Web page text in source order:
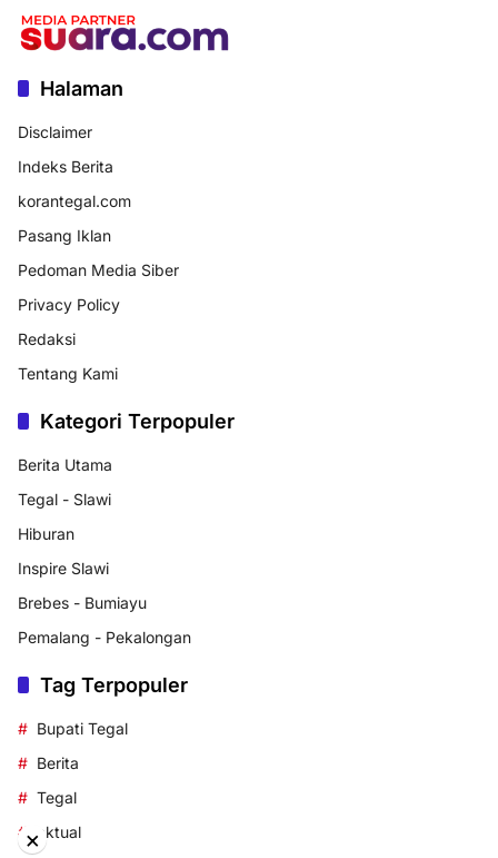
Halaman
Disclaimer
Indeks Berita
korantegal.com
Pasang Iklan
Pedoman Media Siber
Privacy Policy
Redaksi
Tentang Kami
Kategori Terpopuler
Berita Utama
Tegal - Slawi
Hiburan
Inspire Slawi
Brebes - Bumiayu
Pemalang - Pekalongan
Tag Terpopuler
Bupati Tegal
Berita
Tegal
aktual
×